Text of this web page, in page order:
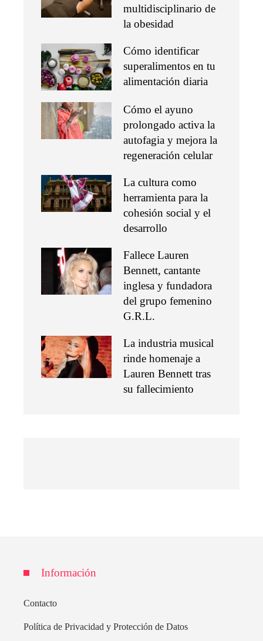
multidisciplinario de
la obesidad
Cómo identificar
superalimentos en tu
alimentación diaria
Cómo el ayuno
prolongado activa la
autofagia y mejora la
regeneración celular
La cultura como
herramienta para la
cohesión social y el
desarrollo
Fallece Lauren
Bennett, cantante
inglesa y fundadora
del grupo femenino
G.R.L.
La industria musical
rinde homenaje a
Lauren Bennett tras
su fallecimiento
Información
Contacto
Política de Privacidad y Protección de Datos